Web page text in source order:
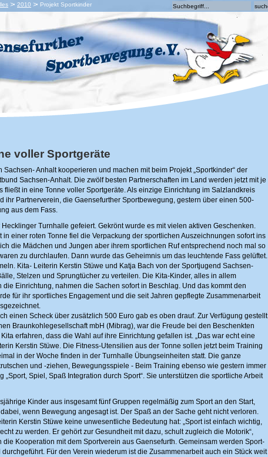
2010 Projekt Sportkinder
voller Sportgeräte
Anhalt kooperieren und machen mit beim Projekt „Sportkinder“ der
Sachsen-Anhalt. Die zwölf besten Partnerschaften im Land werden jetzt mit je
fließt in eine Tonne voller Sportgeräte. Als einzige Einrichtung im Salzlandkreis
ihr Partnerverein, die Gaensefurther Sportbewegung, gestern über einen 500-
aus dem Fass.
Turnhalle gefeiert. Gekrönt wurde es mit vielen aktiven Geschenken.
einer roten Tonne fiel die Verpackung der sportlichen Auszeichnungen sofort ins
die Mädchen und Jungen aber ihrem sportlichen Ruf entsprechend noch mal so
zu durchlaufen. Dann wurde das Geheimnis um das leuchtende Fass gelüftet.
Kita- Leiterin Kerstin Stüwe und Katja Bach von der Sportjugend Sachsen-
Stelzen und Sprungtücher zu verteilen. Die Kita-Kinder, alles in allem
Einrichtung, nahmen die Sachen sofort in Beschlag. Und das kommt den
für ihr sportliches Engagement und die seit Jahren gepflegte Zusammenarbeit
einen Scheck über zusätzlich 500 Euro gab es oben drauf. Zur Verfügung gestellt
Braunkohlegesellschaft mbH (Mibrag), war die Freude bei den Beschenkten
erfahren, dass die Wahl auf ihre Einrichtung gefallen ist. „Das war echt eine
Kerstin Stüwe. Die Fitness-Utensilien aus der Tonne sollen jetzt beim Training
in der Woche finden in der Turnhalle Übungseinheiten statt. Die ganze
und -ziehen, Bewegungsspiele - Beim Training ebenso wie gestern immer
Spiel, Spaß Integration durch Sport“. Sie unterstützen die sportliche Arbeit
Kinder aus insgesamt fünf Gruppen regelmäßig zum Sport an den Start,
wenn Bewegung angesagt ist. Der Spaß an der Sache geht nicht verloren.
Kerstin Stüwe keine unwesentliche Bedeutung hat: „Sport ist einfach wichtig,
zu werden. Er gehört zur Gesundheit mit dazu, schult zugleich die Motorik“,
Kooperation mit dem Sportverein aus Gaensefurth. Gemeinsam werden Sport-
Für den Verein wiederum ist die Zusammenarbeit auch ein Stück weit